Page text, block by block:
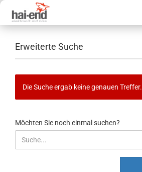
Erweiterte Suche
Die Suche ergab keine genauen Treffer.
MÖCHTEN
SIE
NOCH
Möchten Sie noch einmal suchen?